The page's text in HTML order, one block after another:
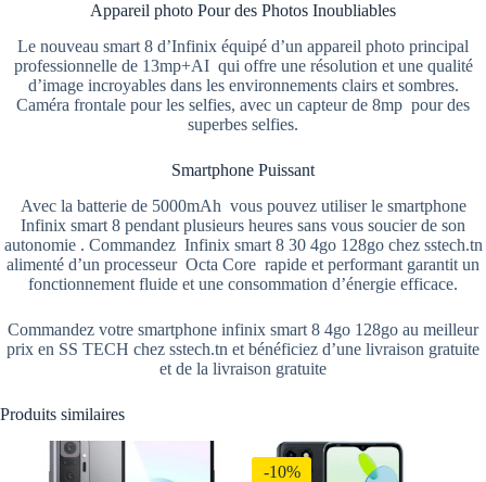
Appareil photo Pour des Photos Inoubliables
Le nouveau smart 8 d’Infinix équipé d’un appareil photo principal
professionnelle de 13mp+AI qui offre une résolution et une qualité
d’image incroyables dans les environnements clairs et sombres.
Caméra frontale pour les selfies, avec un capteur de 8mp pour des
superbes selfies.
Smartphone Puissant
Avec la batterie de 5000mAh vous pouvez utiliser le smartphone
Infinix smart 8 pendant plusieurs heures sans vous soucier de son
autonomie . Commandez Infinix smart 8 30 4go 128go chez sstech.tn
alimenté d’un processeur Octa Core rapide et performant garantit un
fonctionnement fluide et une consommation d’énergie efficace.
Commandez votre smartphone infinix smart 8 4go 128go au meilleur
prix en SS TECH chez sstech.tn et bénéficiez d’une livraison gratuite
et de la livraison gratuite
Produits similaires
-10%